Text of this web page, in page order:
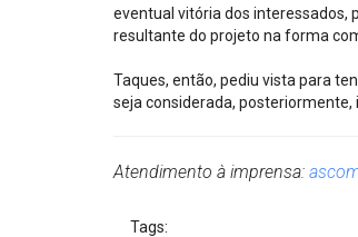
eventual vitória dos interessados,
resultante do projeto na forma
Taques, então, pediu vista para
seja considerada, posteriormente,
Atendimento à imprensa:
Tags: